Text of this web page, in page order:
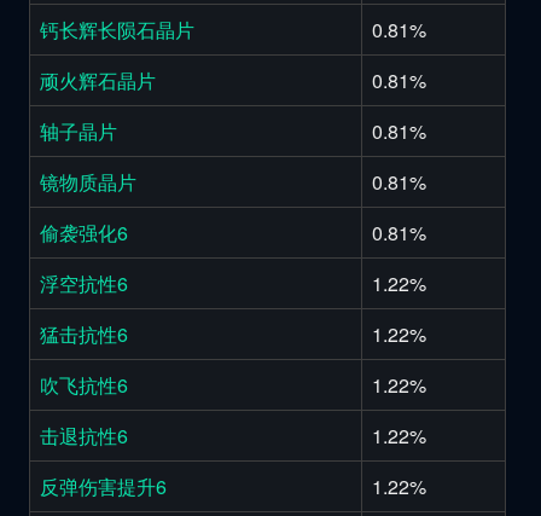
钙长辉长陨石晶片
0.81%
顽火辉石晶片
0.81%
轴子晶片
0.81%
镜物质晶片
0.81%
偷袭强化6
0.81%
浮空抗性6
1.22%
猛击抗性6
1.22%
吹飞抗性6
1.22%
击退抗性6
1.22%
反弹伤害提升6
1.22%